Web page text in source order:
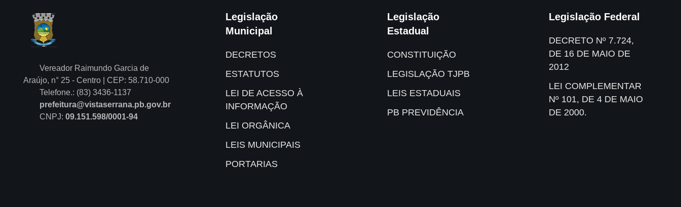
Vereador Raimundo Garcia de
Araújo, n° 25 - Centro | CEP: 58.710-000
Telefone.: (83) 3436-1137
prefeitura@vistaserrana.pb.gov.br
CNPJ: 09.151.598/0001-94
Legislação
Municipal
DECRETOS
ESTATUTOS
LEI DE ACESSO À
INFORMAÇÃO
LEI ORGÂNICA
LEIS MUNICIPAIS
PORTARIAS
Legislação
Estadual
CONSTITUIÇÃO
LEGISLAÇÃO TJPB
LEIS ESTADUAIS
PB PREVIDÊNCIA
Legislação Federal
DECRETO Nº 7.724,
DE 16 DE MAIO DE
2012
LEI COMPLEMENTAR
Nº 101, DE 4 DE MAIO
DE 2000.